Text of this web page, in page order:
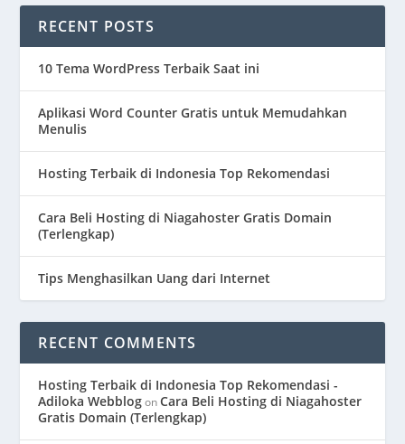
RECENT POSTS
10 Tema WordPress Terbaik Saat ini
Aplikasi Word Counter Gratis untuk Memudahkan
Menulis
Hosting Terbaik di Indonesia Top Rekomendasi
Cara Beli Hosting di Niagahoster Gratis Domain
(Terlengkap)
Tips Menghasilkan Uang dari Internet
RECENT COMMENTS
Hosting Terbaik di Indonesia Top Rekomendasi -
Adiloka WebblogonCara Beli Hosting di Niagahoster
Gratis Domain (Terlengkap)